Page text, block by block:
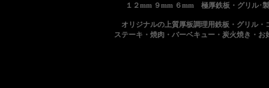
１２mm ９mm ６mm 極厚鉄板・グリル･
オリジナルの上質厚板調理用鉄板・グリル
ステーキ・焼肉・バーベキュー・炭火焼き・